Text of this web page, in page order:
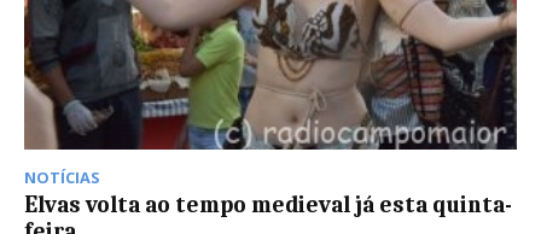
NOTÍCIAS
Elvas volta ao tempo medieval já esta quinta-